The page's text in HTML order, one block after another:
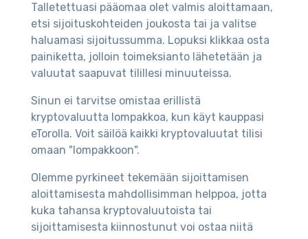
Talletettuasi pääomaa olet valmis aloittamaan,
etsi sijoituskohteiden joukosta tai ja valitse
haluamasi sijoitussumma. Lopuksi klikkaa osta
painiketta, jolloin toimeksianto lähetetään ja
valuutat saapuvat tilillesi minuuteissa.
Sinun ei tarvitse omistaa erillistä
kryptovaluutta lompakkoa, kun käyt kauppasi
eTorolla. Voit säilöä kaikki kryptovaluutat tilisi
omaan "lompakkoon".
Olemme pyrkineet tekemään sijoittamisen
aloittamisesta mahdollisimman helppoa, jotta
kuka tahansa kryptovaluutoista tai
sijoittamisesta kiinnostunut voi ostaa niitä